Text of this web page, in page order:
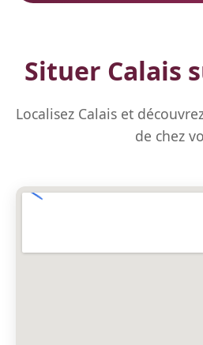
Situer Calais
Localisez Calais et
de chez